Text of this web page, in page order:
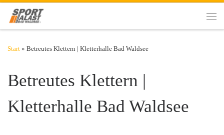
Zum Inhalt springen
Start » Betreutes Klettern | Kletterhalle Bad Waldsee
Betreutes Klettern |
Kletterhalle Bad Waldsee